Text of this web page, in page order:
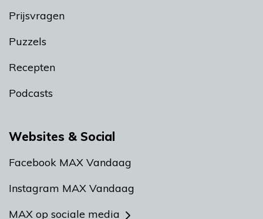
Prijsvragen
Puzzels
Recepten
Podcasts
Websites & Social
Facebook MAX Vandaag
Instagram MAX Vandaag
MAX op sociale media